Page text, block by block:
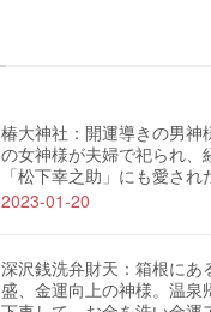
椿大神社：開運導きの男神
の女神様が夫婦で祀られ、
「松下幸之助」にも愛され
2023-01-20
深沢銭洗弁財天：箱根にあ
盛、金運向上の神様。温泉